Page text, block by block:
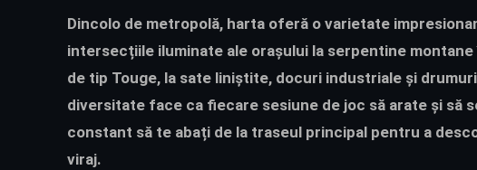
Dincolo de metropolă, harta oferă o varietate
intersecțiile iluminate ale orașului la serpentine
de tip Touge, la sate liniștite, docuri industriale și
diversitate face ca fiecare sesiune de joc să arate și să
constant să te abați de la traseul principal pentru a
viraj.